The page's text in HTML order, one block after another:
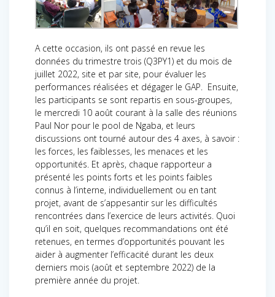
A cette occasion, ils ont passé en revue les
données du trimestre trois (Q3PY1) et du mois de
juillet 2022, site et par site, pour évaluer les
performances réalisées et dégager le GAP. Ensuite,
les participants se sont repartis en sous-groupes,
le mercredi 10 août courant à la salle des réunions
Paul Nor pour le pool de Ngaba, et leurs
discussions ont tourné autour des 4 axes, à savoir :
les forces, les faiblesses, les menaces et les
opportunités. Et après, chaque rapporteur a
présenté les points forts et les points faibles
connus à l’interne, individuellement ou en tant
projet, avant de s’appesantir sur les difficultés
rencontrées dans l’exercice de leurs activités. Quoi
qu’il en soit, quelques recommandations ont été
retenues, en termes d’opportunités pouvant les
aider à augmenter l’efficacité durant les deux
derniers mois (août et septembre 2022) de la
première année du projet.